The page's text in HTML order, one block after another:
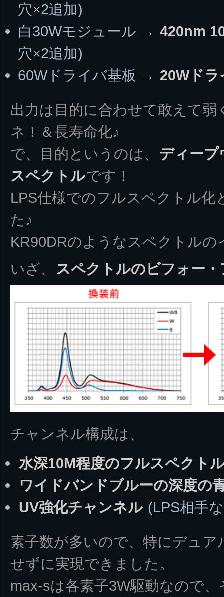
穴×2追加)
白30Wモジュール → 420nm
穴×2追加)
60Wドライバ基板 → 20Wド
出力は目的に合わせて敢えて
ネ！＆長寿命化♪
で、目的というのは、 ディープ
スペクトルです！
LPS仕様でのフルスペクトル化
た♪
KR90DRのようなスペクトル
いざ、
スペクトルのビフォー
チャンネル構成は、
水深10M程度のフルスペクト
ワイドバンドブルーの深度の
UV強化チャンネル (LPS相手
素子数が多いので、特にデュ
せずに実現できました。
max-sは各素子3W駆動なので